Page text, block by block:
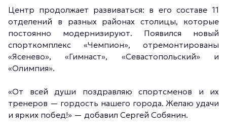
Центр продолжает развиваться: в его составе 11
отделений в разных районах столицы, которые
постоянно модернизируют. Появился новый
спорткомплекс «Чемпион», отремонтированы
«Ясенево», «Гимнаст», «Севастопольский» и
«Олимпия».
«От всей души поздравляю спортсменов и их
тренеров — гордость нашего города. Желаю удачи
и ярких побед!» — добавил Сергей Собянин.